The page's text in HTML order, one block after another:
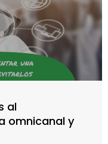
al
omnicanal y